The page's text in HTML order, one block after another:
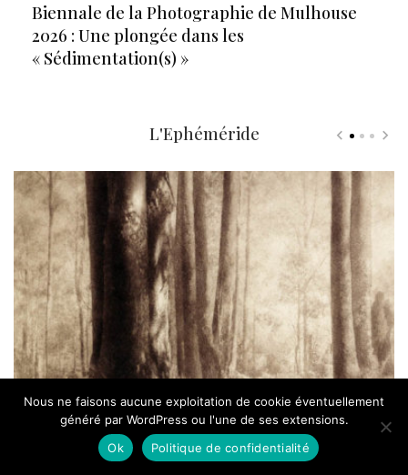
Biennale de la Photographie de Mulhouse
2026 : Une plongée dans les
« Sédimentation(s) »
L'Ephéméride
Ça s’est passé un 3 juillet : Mort de la
photographe Rose Simmonds
Nous ne faisons aucune exploitation de cookie éventuellement
généré par WordPress ou l'une de ses extensions.
Ok
Politique de confidentialité